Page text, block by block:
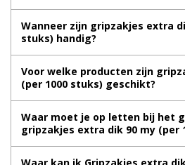
Wanneer zijn gripzakjes extra
stuks) handig?
Voor welke producten zijn
(per 1000 stuks) geschikt?
Waar moet je op letten bij het
gripzakjes extra dik 90 my (per